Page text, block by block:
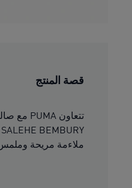
قصة المنتج
ملاءمة مريحة